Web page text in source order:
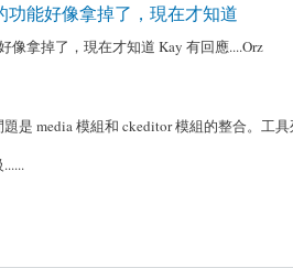
能好像拿掉了，現在才知道
像拿掉了，現在才知道 Kay 有回應....Orz
是 media 模組和 ckeditor 模組的整合。工